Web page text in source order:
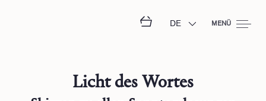
DE MENÜ
Licht des Wortes